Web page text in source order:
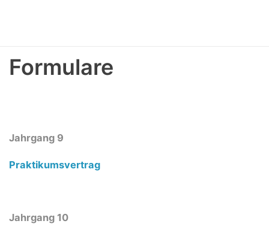
Formulare
Jahrgang 9
Praktikumsvertrag
Jahrgang 10